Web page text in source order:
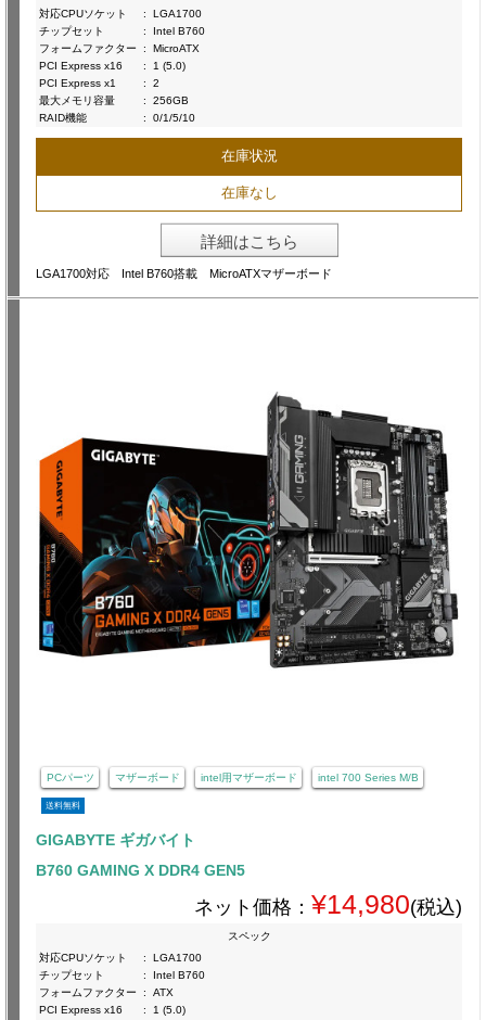
対応CPUソケット
:
LGA1700
チップセット
:
Intel B760
フォームファクター
:
MicroATX
PCI Express x16
:
1 (5.0)
PCI Express x1
:
2
最大メモリ容量
:
256GB
RAID機能
: 0/1/5/10
在庫状況
在庫なし
詳細はこちら
LGA1700対応 Intel B760搭載 MicroATXマザーボード
PCパーツ マザーボード intel用マザーボード intel 700 Series M/B
送料無料
GIGABYTE ギガバイト
B760 GAMING X DDR4 GEN5
ネット価格： ¥14,980(税込)
スペック
対応CPUソケット
:
LGA1700
チップセット
:
Intel B760
フォームファクター
:
ATX
PCI Express x16
:
1 (5.0)